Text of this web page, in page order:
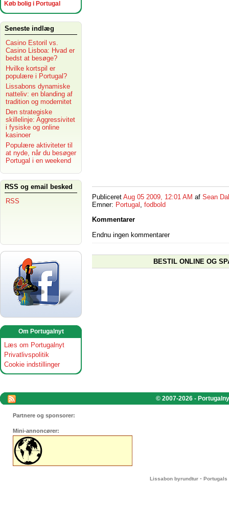
Køb bolig i Portugal
Seneste indlæg
Casino Estoril vs.
Casino Lisboa: Hvad er
bedst at besøge?
Hvilke kortspil er
populære i Portugal?
Lissabons dynamiske
natteliv: en blanding af
tradition og modernitet
Den strategiske
skillelinje: Aggressivitet
i fysiske og online
kasinoer
Populære aktiviteter til
at nyde, når du besøger
Portugal i en weekend
RSS og email besked
RSS
Om Portugalnyt
Læs om Portugalnyt
Privatlivspolitik
Cookie indstillinger
Publiceret Aug 05 2009, 12:01 AM af Sean
Emner: Portugal , fodbold
Kommentarer
Endnu ingen kommentarer
BESTIL ONLINE OG
© 2007-2026 -
Partnere og sponsorer:
Mini-annoncører:
Lissabon byrundtur - Portugals